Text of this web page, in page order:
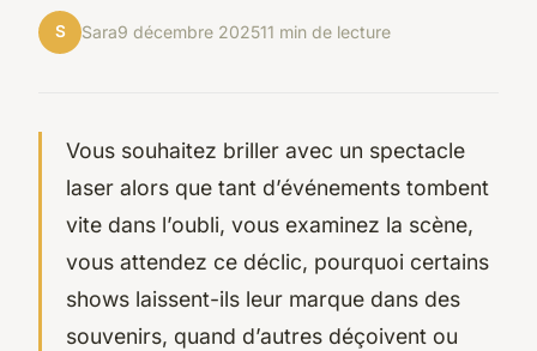
S Sara9 décembre 202511 min de lecture
Vous souhaitez briller avec un spectacle
laser alors que tant d’événements tombent
vite dans l’oubli, vous examinez la scène,
vous attendez ce déclic, pourquoi certains
shows laissent-ils leur marque dans des
souvenirs, quand d’autres déçoivent ou